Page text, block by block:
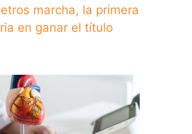
marcha, la primera
en ganar el título